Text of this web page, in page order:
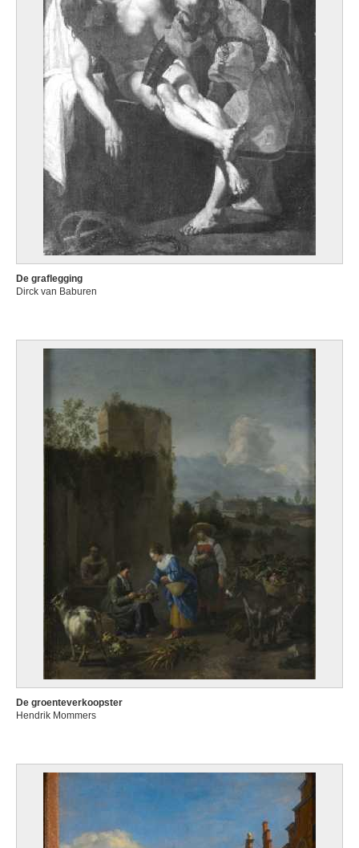
De graflegging
Dirck van Baburen
De groenteverkoopster
Hendrik Mommers